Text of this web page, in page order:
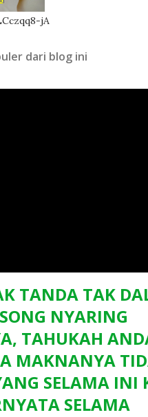
jA
dari blog ini
TANDA TAK
NYARING
TAHUKAH
MAKNANYA
SELAMA INI
SELAMA